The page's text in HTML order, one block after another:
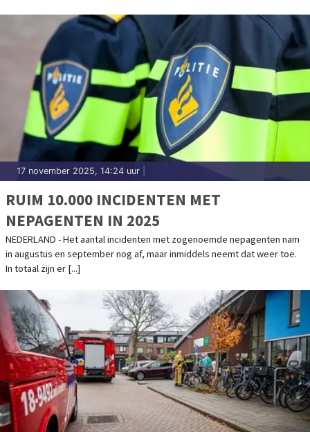
17 november 2025, 14:24 uur
RUIM 10.000 INCIDENTEN MET
NEPAGENTEN IN 2025
NEDERLAND - Het aantal incidenten met zogenoemde nepagenten nam
in augustus en september nog af, maar inmiddels neemt dat weer toe.
In totaal zijn er [...]